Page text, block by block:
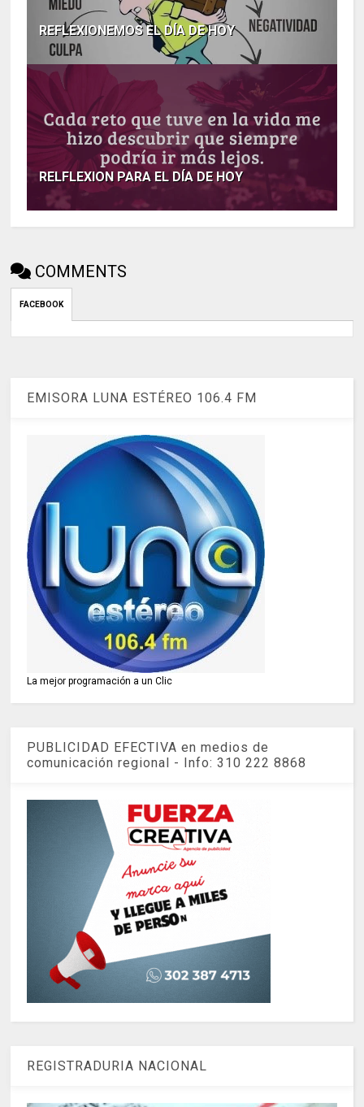
REFLEXIONEMOS EL DÍA DE HOY
RELFLEXION PARA EL DÍA DE HOY
COMMENTS
FACEBOOK
EMISORA LUNA ESTÉREO 106.4 FM
La mejor programación a un Clic
PUBLICIDAD EFECTIVA en medios de
comunicación regional - Info: 310 222 8868
REGISTRADURIA NACIONAL